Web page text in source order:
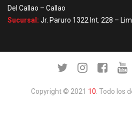
Del Callao – Callao
Sucursal: Jr. Paruro 1322 Int. 228 –
Copyright © 2021 10 . Todo los